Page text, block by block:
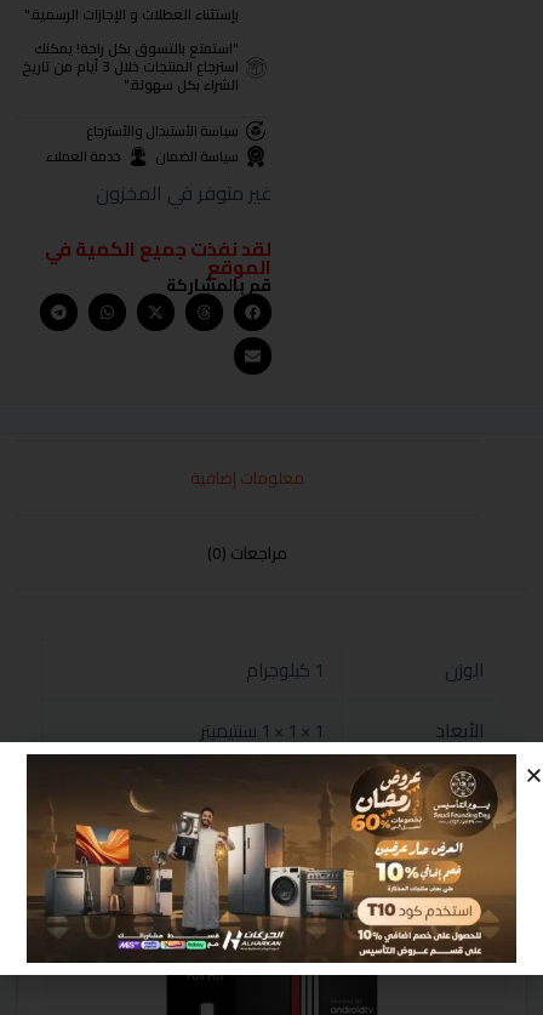
بإستثناء العطلات و الإجازات الرسمية."
"استمتع بالتسوق بكل راحة! يمكنك
استرجاع المنتجات خلال 3 أيام من تاريخ
الشراء بكل سهولة."
سياسة الأستبدال والأسترجاع
سياسة الضمان
خدمة العملاء
غير متوفر في المخزون
لقد نفذت جميع الكمية في
الموقع
قم بالمشاركة
معلومات إضافية
مراجعات (0)
الوزن
1 كيلوجرام
الأبعاد
1 × 1 × 1 سنتيميتر
منتجات مشابهة